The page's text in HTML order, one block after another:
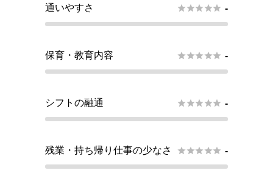
通いやすさ  -
保育・教育内容  -
シフトの融通  -
残業・持ち帰り仕事の少なさ  -